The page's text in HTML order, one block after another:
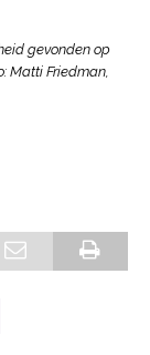
gevonden op
Matti Friedman,